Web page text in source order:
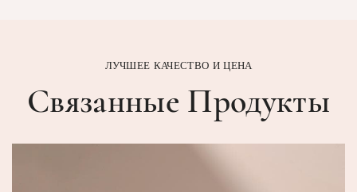
ЛУЧШЕЕ КАЧЕСТВО И ЦЕНА
Связанные Продукты